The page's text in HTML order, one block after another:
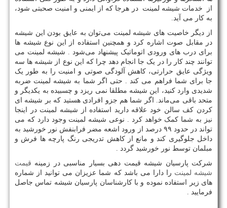
از خدمات شیشه لمینت در هرجا که از ایمنی و امنیت صحبتی شود،
به کار می آید.
از دیگر خاصیت های شیشه لمینت می‌توان به عایق بودن این شیشه
در مقابل صوت اشاره کرد و همچنین استفاده از این نوع شیشه ها
برای درب های ورودی اتوماتیک پیشنهاد می‌شود . شیشه لمینت می
توانند چند کار را در یک جا انجام دهد چرا که این نوع از شیشه ها سه
ویژگی عایق حرارتی، کاهش آلودگی صوتی و امنیت را به طور یک
جا برای شما فراهم می کند . حتی اگر شما به شیشه لمینت ضربه
شدیدی وارد کنید، این شیشه مطلقا نمی ریزد و چسبیده به یکدیگر و
متحد باقی می‌ماند. اگر شما هم جزو افرادی هستید که بر شیشه ای
کردن کف سالن خود علاقه دارید استفاده از شیشه لمینت در اینجا
نیز به شما کمک خواهد کرد . نوعی شیشه لمینت وجود دارد که می
تواند در حدود ۹۹ درصد از ورود اشعه مضر فرابنفش نور خورشید به
داخل جلوگیری کند و مانع از کاهش تدریجی رنگ پارچه ها فرش و
مبلمان توسط نور خورشید گردد .
شرکت پارسیان شیشه قیمت دهی بسیار مناسبی در زمینه قیمت
شیشه لمینت را دارا می باشد که شما عزیزان می توانید از شماره
های زیر استفاده نموده و با کارشناسان پارسیان شیشه تماس جاصل
فرمایید .